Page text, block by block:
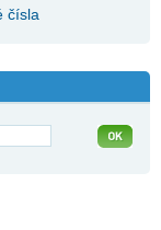
čísla